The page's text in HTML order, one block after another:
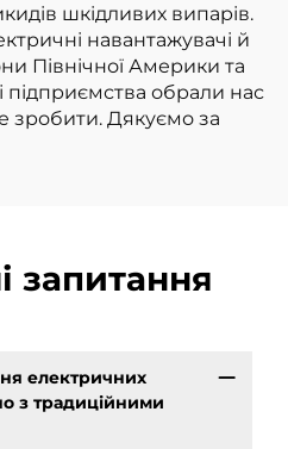
шкідливих випарів.
навантажувачі й
Північної Америки та
підприємства обрали нас
зробити. Дякуємо за
запитання
електричних
з традиційними